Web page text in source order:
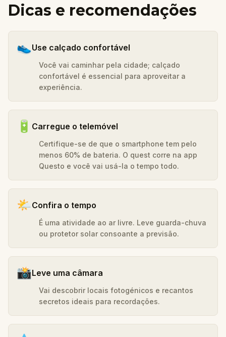
Dicas e recomendações
👟Use calçado confortável
Você vai caminhar pela cidade; calçado
confortável é essencial para aproveitar a
experiência.
🔋 Carregue o telemóvel
Certifique-se de que o smartphone tem pelo
menos 60% de bateria. O quest corre na app
Questo e você vai usá-la o tempo todo.
🌤️Confira o tempo
É uma atividade ao ar livre. Leve guarda-chuva
ou protetor solar consoante a previsão.
📸Leve uma câmara
Vai descobrir locais fotogénicos e recantos
secretos ideais para recordações.